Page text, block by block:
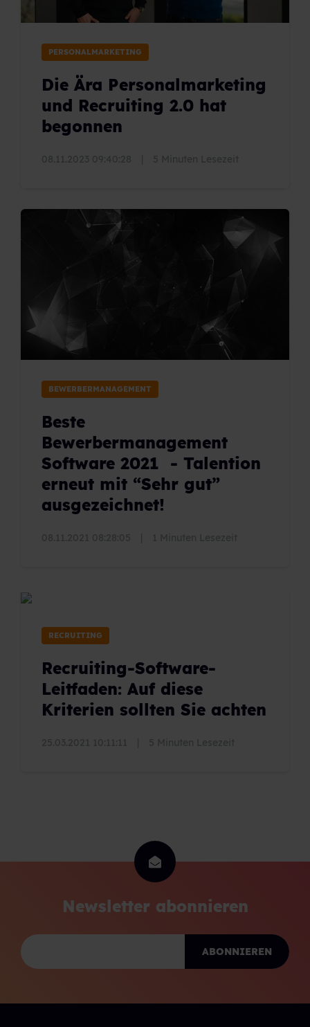
PERSONALMARKETING
Die Ära Personalmarketing
und Recruiting 2.0 hat
begonnen
BEWERBERMANAGEMENT
Beste
Bewerbermanagement
Software 2021 - Talention
erneut mit “Sehr gut”
ausgezeichnet!
RECRUITING
Recruiting-Software-
Leitfaden: Auf diese
Kriterien sollten Sie achten
Newsletter abonnieren